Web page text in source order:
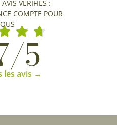
VÉRIFIÉS :
COMPTE POUR
5
les avis →